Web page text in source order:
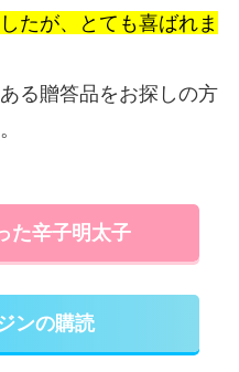
たが、とても喜ばれま
る贈答品をお探しの方
た辛子明太子
ンの購読